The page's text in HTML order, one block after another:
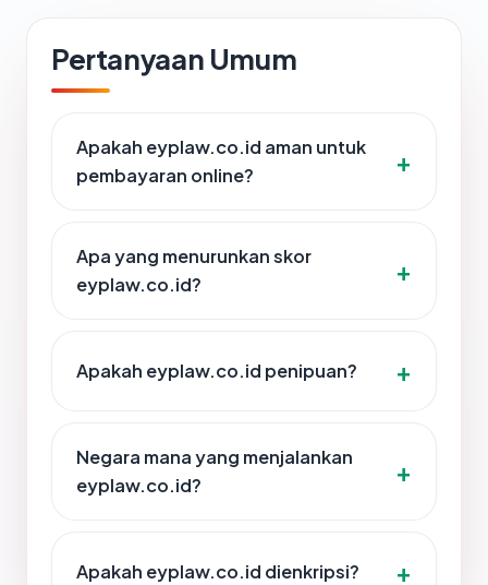
Pertanyaan Umum
Apakah eyplaw.co.id aman untuk
pembayaran online?
Apa yang menurunkan skor
eyplaw.co.id?
Apakah eyplaw.co.id penipuan?
Negara mana yang menjalankan
eyplaw.co.id?
Apakah eyplaw.co.id dienkripsi?